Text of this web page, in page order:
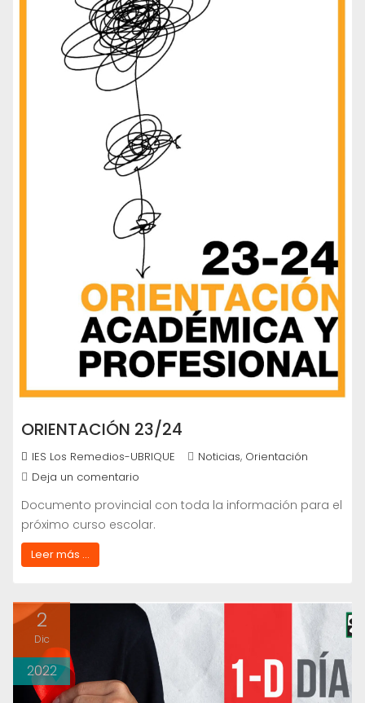
ORIENTACIÓN 23/24
IES Los Remedios-UBRIQUE Noticias, Orientación
Deja un comentario
Documento provincial con toda la información para el
próximo curso escolar.
Leer más ...
2
Dic
2022